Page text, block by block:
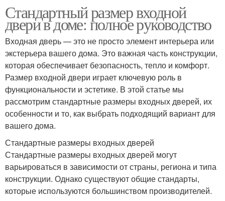
Стандартный размер входной
двери в доме: полное руководство
Входная дверь — это не просто элемент интерьера или
экстерьера вашего дома. Это важная часть конструкции,
которая обеспечивает безопасность, тепло и комфорт.
Размер входной двери играет ключевую роль в
функциональности и эстетике. В этой статье мы
рассмотрим стандартные размеры входных дверей, их
особенности и то, как выбрать подходящий вариант для
вашего дома.
Стандартные размеры входных дверей
Стандартные размеры входных дверей могут
варьироваться в зависимости от страны, региона и типа
конструкции. Однако существуют общие стандарты,
которые используются большинством производителей.